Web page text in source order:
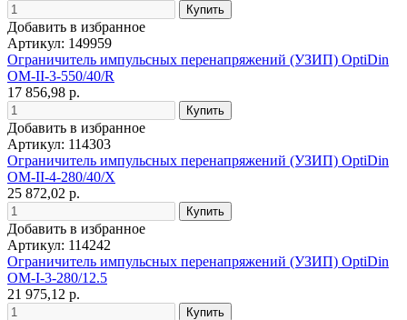
Добавить в избранное
Артикул: 149959
Ограничитель импульсных перенапряжений (УЗИП) OptiDin
OM-II-3-550/40/R
17 856,98 р.
Добавить в избранное
Артикул: 114303
Ограничитель импульсных перенапряжений (УЗИП) OptiDin
OM-II-4-280/40/X
25 872,02 р.
Добавить в избранное
Артикул: 114242
Ограничитель импульсных перенапряжений (УЗИП) OptiDin
OM-I-3-280/12.5
21 975,12 р.